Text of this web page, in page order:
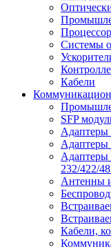
Системы
Кабели
SFP
Адаптеры
Адаптеры
232/422/
Антенны
Кабели,